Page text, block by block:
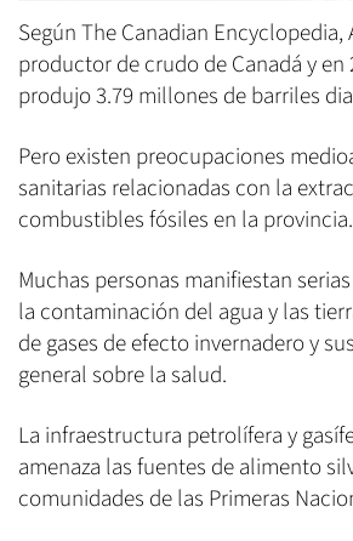
Según The Canadian
productor de crudo de Canadá y en
produjo 3.79 millones de barriles
Pero existen preocupaciones
sanitarias relacionadas con la
combustibles fósiles en la provincia.
Muchas personas manifiestan
la contaminación del agua y las
de gases de efecto invernadero y
general sobre la salud.
La infraestructura petrolífera y
amenaza las fuentes de alimento
comunidades de las Primeras